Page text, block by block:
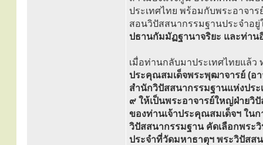
ประเทศไทย พร้อมกับพระอาจา
สอนวิปัสสนากรรมฐานประจำอยู่
ปธานกัมมัฏฐานาจริยะ และท่าน
เมื่อท่านกลับมาประเทศไทยแล้
ประคุณสมเด็จพระพุฒาจารย์ (อา
สำนักวิปัสสนากรรมฐานแห่งปร
๙ ให้เป็นพระอาจารย์ใหญ่ฝ่ายวิ
ของท่านเจ้าประคุณสมเด็จฯ ใน
วิปัสสนากรรมฐาน คัดเลือกพระ
ประจำที่วัดมหาธาตุฯ พระวิปัสส